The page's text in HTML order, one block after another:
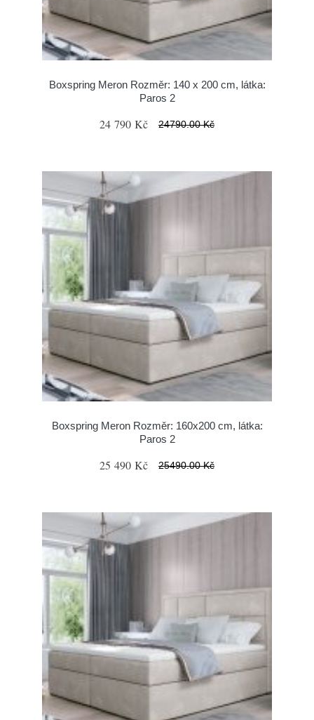
Boxspring Meron Rozměr: 140 x 200 cm, látka:
Paros 2
24 790 Kč 24790.00 Kč
Boxspring Meron Rozměr: 160x200 cm, látka:
Paros 2
25 490 Kč 25490.00 Kč